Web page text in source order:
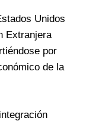
Unidos
Extranjera
por
de la